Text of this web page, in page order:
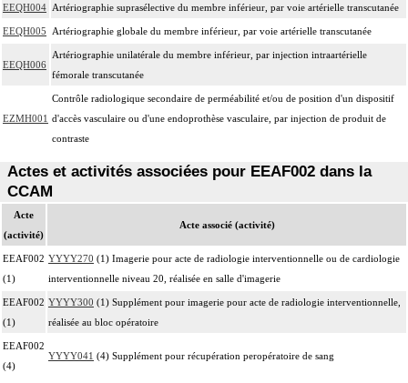
EEQH004 Artériographie suprasélective du membre inférieur, par voie artérielle transcutanée
EEQH005 Artériographie globale du membre inférieur, par voie artérielle transcutanée
EEQH006
Artériographie unilatérale du membre inférieur, par injection intraartérielle
fémorale transcutanée
EZMH001
Contrôle radiologique secondaire de perméabilité et/ou de position d'un dispositif
d'accès vasculaire ou d'une endoprothèse vasculaire, par injection de produit de
contraste
Actes et activités associées pour EEAF002 dans la
CCAM
Acte
(activité)
Acte associé (activité)
EEAF002
(1)
YYYY270 (1) Imagerie pour acte de radiologie interventionnelle ou de cardiologie
interventionnelle niveau 20, réalisée en salle d'imagerie
EEAF002
(1)
YYYY300 (1) Supplément pour imagerie pour acte de radiologie interventionnelle,
réalisée au bloc opératoire
EEAF002
(4)
YYYY041 (4) Supplément pour récupération peropératoire de sang